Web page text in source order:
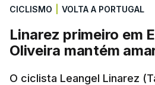
CICLISMO VOLTA A PORTUGAL
Linarez primeiro em
Oliveira mantém
O ciclista Leangel Linarez